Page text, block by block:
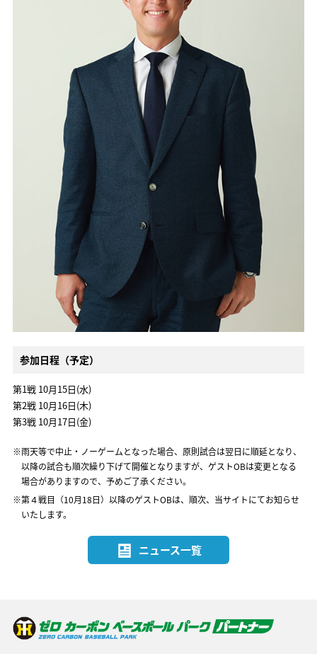
参加日程（予定）
第1戦 10月15日(水)
第2戦 10月16日(木)
第3戦 10月17日(金)
※雨天等で中止・ノーゲームとなった場合、原則試合は翌日に順延となり、
以降の試合も順次繰り下げて開催となりますが、ゲストOBは変更となる
場合がありますので、予めご了承ください。
※第４戦目（10月18日）以降のゲストOBは、順次、当サイトにてお知らせ
いたします。
ニュース一覧